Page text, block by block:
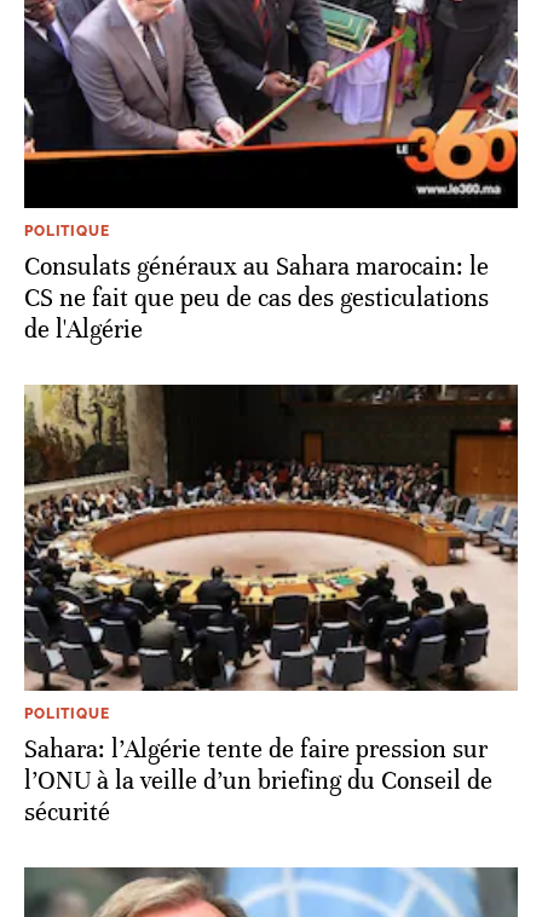
POLITIQUE
Consulats généraux au Sahara marocain: le
CS ne fait que peu de cas des gesticulations
de l'Algérie
POLITIQUE
Sahara: l’Algérie tente de faire pression sur
l’ONU à la veille d’un briefing du Conseil de
sécurité